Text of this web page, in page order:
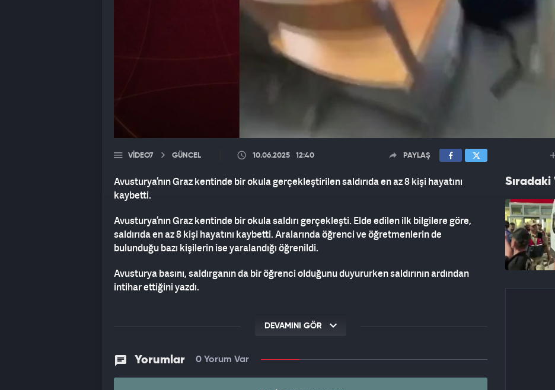
VIDEO7 GÜNCEL 10.06.2025 12:40 PAYLAŞ
Avusturya’nın Graz kentinde bir okula gerçekleştirilen saldırıda en az 8 kişi hayatını
kaybetti.
Avusturya’nın Graz kentinde bir okula saldırı gerçekleşti. Elde edilen ilk bilgilere göre,
saldırıda en az 8 kişi hayatını kaybetti. Aralarında öğrenci ve öğretmenlerin de
bulunduğu bazı kişilerin ise yaralandığı öğrenildi.
Avusturya basını, saldırganın da bir öğrenci olduğunu duyururken saldırının ardından
intihar ettiğini yazdı.
DEVAMINI GÖR
Yorumlar 0 Yorum Var
Sıradaki